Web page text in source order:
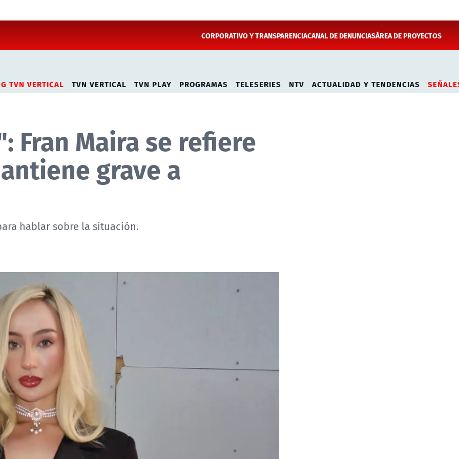
CORPORATIVO Y TRANSPARENCIACANAL DE DENUNCIASÁREA DE PROYECTOS
TVN VERTICAL TVN VERTICAL TVN PLAY PROGRAMAS TELESERIES NTV ACTUALIDAD Y TENDENCIAS
Fran Maira se refiere
grave a
hablar sobre la situación.